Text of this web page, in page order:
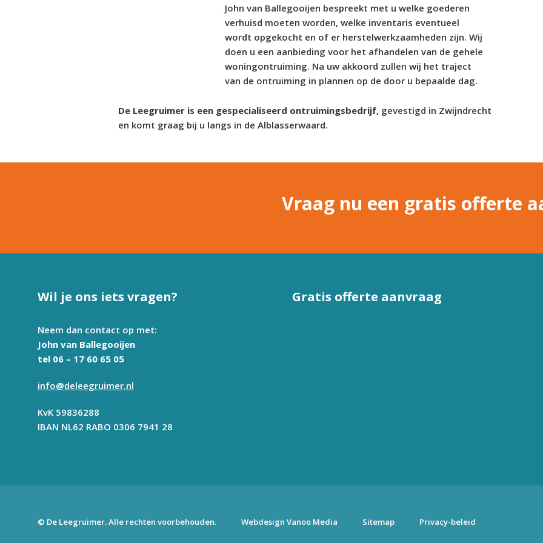
John van Ballegooijen bespreekt met u welke goederen
verhuisd moeten worden, welke inventaris eventueel
wordt opgekocht en of er herstelwerkzaamheden zijn. Wij
doen u een aanbieding voor het afhandelen van de gehele
woningontruiming. Na uw akkoord zullen wij het traject
van de ontruiming in plannen op de door u bepaalde dag.
De Leegruimer is een gespecialiseerd ontruimingsbedrijf, gevestigd in Zwijndrecht
en komt graag bij u langs in de Alblasserwaard.
Vraag nu een gratis offerte
Wil je ons iets vragen?
Neem dan contact op met:
John van Ballegooijen
tel 06 – 17 60 65 05
info@deleegruimer.nl
KvK 59836288
IBAN NL62 RABO 0306 7941 28
Gratis offerte aanvraag
© De Leegruimer. Alle rechten voorbehouden. Webdesign Vanoo Media Sitemap Privacy-beleid